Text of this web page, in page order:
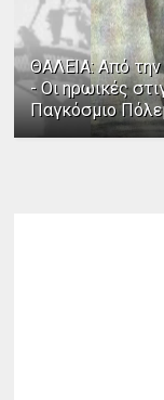
ΘΑΛΕΙΑ: Από την
- Οι ηρωικές
Παγκόσμιο